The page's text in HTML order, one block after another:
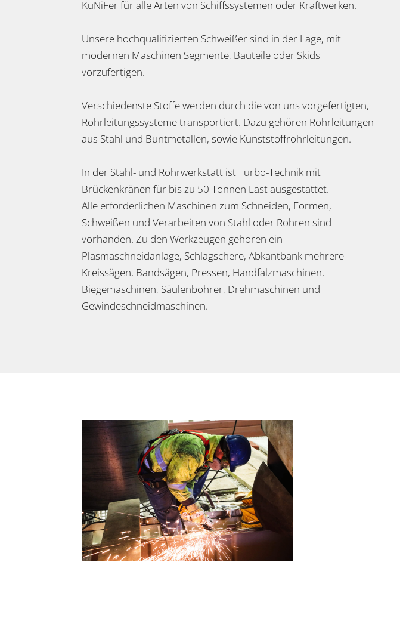
KuNiFer für alle Arten von Schiffssystemen oder Kraftwerken.
Unsere hochqualifizierten Schweißer sind in der Lage, mit
modernen Maschinen Segmente, Bauteile oder Skids
vorzufertigen.
Verschiedenste Stoffe werden durch die von uns vorgefertigten,
Rohrleitungssysteme transportiert. Dazu gehören Rohrleitungen
aus Stahl und Buntmetallen, sowie Kunststoffrohrleitungen.
In der Stahl- und Rohrwerkstatt ist Turbo-Technik mit
Brückenkränen für bis zu 50 Tonnen Last ausgestattet.
Alle erforderlichen Maschinen zum Schneiden, Formen,
Schweißen und Verarbeiten von Stahl oder Rohren sind
vorhanden. Zu den Werkzeugen gehören ein
Plasmaschneidanlage, Schlagschere, Abkantbank mehrere
Kreissägen, Bandsägen, Pressen, Handfalzmaschinen,
Biegemaschinen, Säulenbohrer, Drehmaschinen und
Gewindeschneidmaschinen.